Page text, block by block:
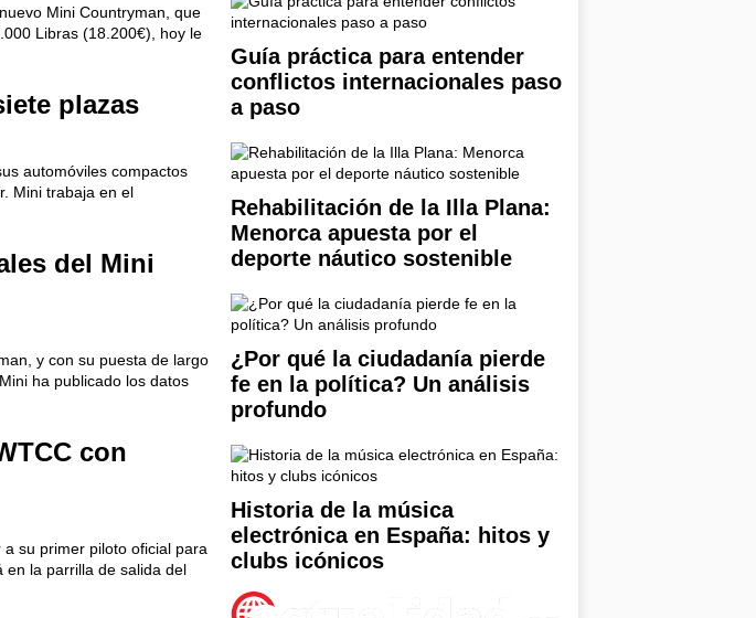
Mini Countryman, que
Libras (18.200€), hoy le
plazas
automóviles compactos
Mini trabaja en el
del Mini
y con su puesta de largo
ha publicado los datos
con
su primer piloto oficial para
en la parrilla de salida del
Guía práctica para entender
conflictos internacionales paso
a paso
Rehabilitación de la Illa Plana:
Menorca apuesta por el
deporte náutico sostenible
¿Por qué la ciudadanía pierde
fe en la política? Un análisis
profundo
Historia de la música
electrónica en España: hitos y
clubs icónicos